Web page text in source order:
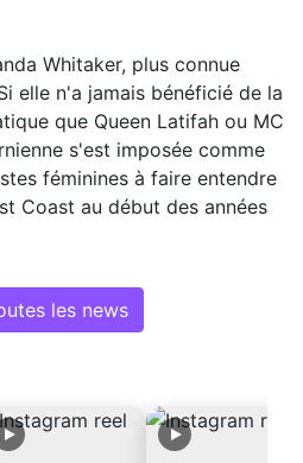
Whitaker, plus connue
elle n'a jamais bénéficié de la
que Queen Latifah ou MC
s'est imposée comme
féminines à faire entendre
Coast au début des années
les news